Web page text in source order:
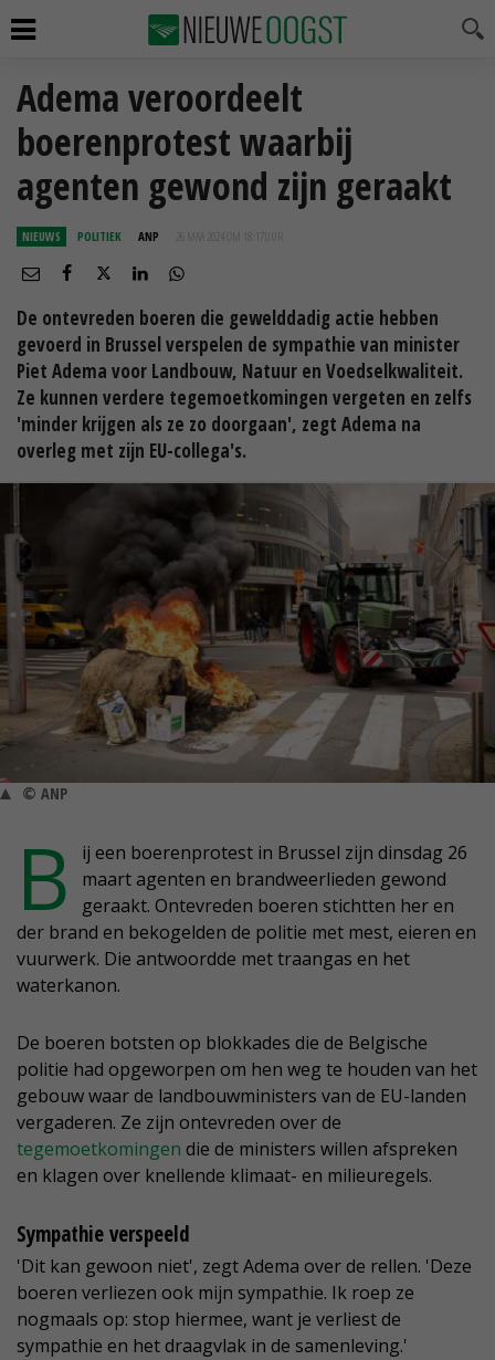
Adema veroordeelt
boerenprotest waarbij
agenten gewond zijn geraakt
NIEUWS POLITIEK ANP 26 MAA 2024 OM 18:17
De ontevreden boeren die gewelddadig actie hebben
gevoerd in Brussel verspelen de sympathie van minister
Piet Adema voor Landbouw, Natuur en Voedselkwaliteit.
Ze kunnen verdere tegemoetkomingen vergeten en zelfs
'minder krijgen als ze zo doorgaan', zegt Adema na
overleg met zijn EU-collega's.
© ANP
B
ij een boerenprotest in Brussel zijn dinsdag 26
maart agenten en brandweerlieden gewond
geraakt. Ontevreden boeren stichtten her en
der brand en bekogelden de politie met mest, eieren en
vuurwerk. Die antwoordde met traangas en het
waterkanon.
De boeren botsten op blokkades die de Belgische
politie had opgeworpen om hen weg te houden van het
gebouw waar de landbouwministers van de EU-landen
vergaderen. Ze zijn ontevreden over de
tegemoetkomingen die de ministers willen afspreken
en klagen over knellende klimaat- en milieuregels.
Sympathie verspeeld
'Dit kan gewoon niet', zegt Adema over de rellen. 'Deze
boeren verliezen ook mijn sympathie. Ik roep ze
nogmaals op: stop hiermee, want je verliest de
sympathie en het draagvlak in de samenleving.'